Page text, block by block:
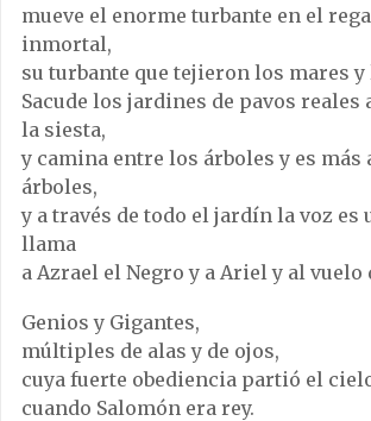
mueve el enorme turbante en el
inmortal,
su turbante que tejieron los mares
Sacude los jardines de pavos reales
la siesta,
y camina entre los árboles y es más
árboles,
y a través de todo el jardín la voz es
llama
a Azrael el Negro y a Ariel y al vuelo
Genios y Gigantes,
múltiples de alas y de ojos,
cuya fuerte obediencia partió el
cuando Salomón era rey.